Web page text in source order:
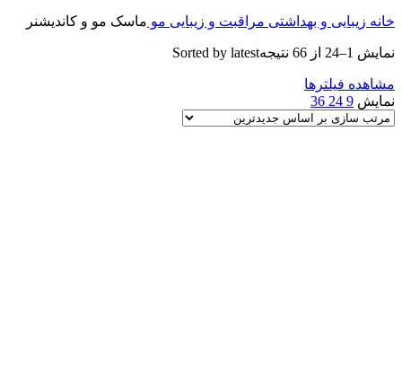
خانه زیبایی و بهداشتی مراقبت و زیبایی مو ماسک مو و کاندیشنر
نمایش 1–24 از 66 نتیجه Sorted by latest
مشاهده فیلترها
نمایش 9
24
36